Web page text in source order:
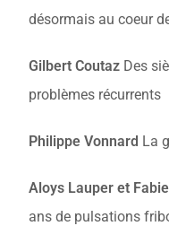
désormais au coeur
Gilbert Coutaz Des
problèmes récurrents
Philippe Vonnard La
Aloys Lauper et
ans de pulsations